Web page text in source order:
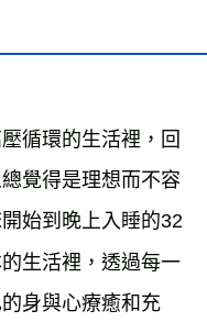
循環的生活裡，回
覺得是理想而不容
始到晚上入睡的32
生活裡，透過每一
身與心療癒和充